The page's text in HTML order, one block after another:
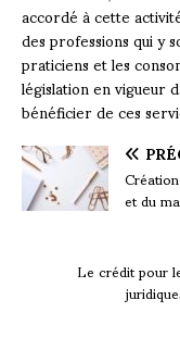
accordé à cette
des professions qui y
praticiens et les
législation en vigueur
bénéficier de ces
et du
Le crédit pour